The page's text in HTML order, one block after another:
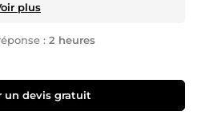
plus
: 2 heures
un devis gratuit